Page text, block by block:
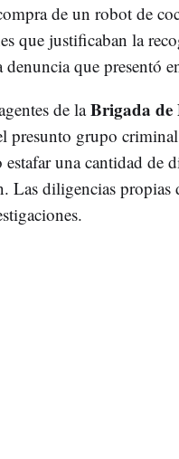
de un robot de
que justificaban la
que presentó
de laBrigada de
presunto grupo
una cantidad de
Las diligencias propias